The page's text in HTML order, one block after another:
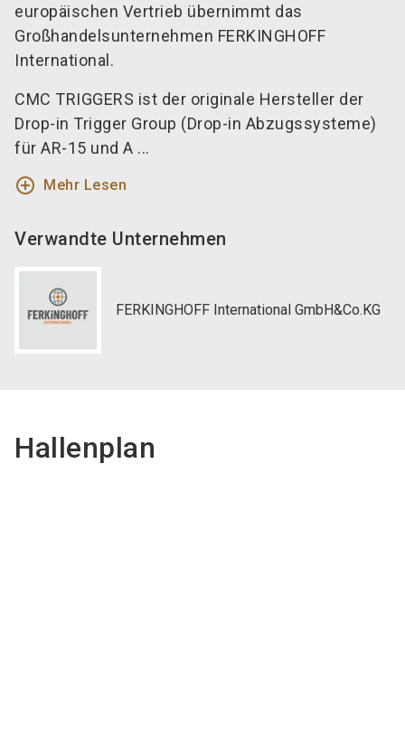
europäischen Vertrieb übernimmt das
Großhandelsunternehmen FERKINGHOFF
International.
CMC TRIGGERS ist der originale Hersteller der
Drop-in Trigger Group (Drop-in Abzugssysteme)
für AR-15 und A ...
add_circle_outline Mehr Lesen
Verwandte Unternehmen
FERKINGHOFF International GmbH&Co.KG
Hallenplan